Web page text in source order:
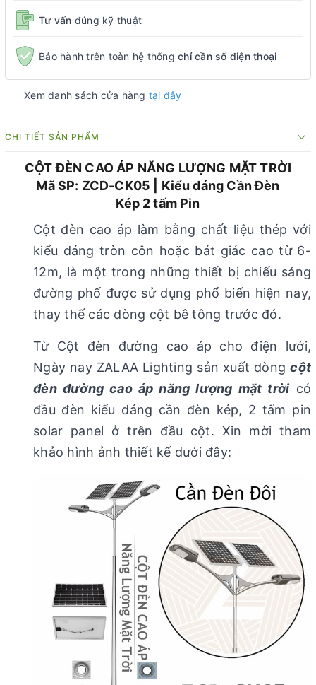
Tư vấn đúng kỹ thuật
Bảo hành trên toàn hệ thống chỉ cần số điện thoại
Xem danh sách cửa hàng tại đây
CHI TIẾT SẢN PHẨM
CỘT ĐÈN CAO ÁP NĂNG LƯỢNG MẶT TRỜI
Mã SP: ZCD-CK05 | Kiểu dáng Cần Đèn
Kép 2 tấm Pin
Cột đèn cao áp làm bằng chất liệu thép với
kiểu dáng tròn côn hoặc bát giác cao từ 6-
12m, là một trong những thiết bị chiếu sáng
đường phố được sử dụng phổ biến hiện nay,
thay thế các dòng cột bê tông trước đó.
Từ Cột đèn đường cao áp cho điện lưới,
Ngày nay ZALAA Lighting sản xuất dòngcột
đèn đường cao áp năng lượng mặt trời có
đầu đèn kiểu dáng cần đèn kép, 2 tấm pin
solar panel ở trên đầu cột. Xin mời tham
khảo hình ảnh thiết kế dưới đây: